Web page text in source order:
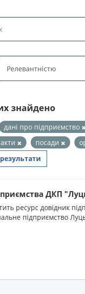
знайдено
дані про підприємство
посади
ДКП
ресурс довідник
підприємство